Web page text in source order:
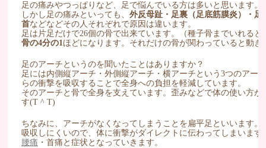
足の痛みやつっぱりなど、足で悩んでいる方は多いと思います。
しかし足の痛みといっても、外反母趾・足裏（足底筋膜炎）・
首などなどその人それぞれで原因は違います。
足は片足だけで26個の骨で出来ています。（種子骨までいれると
骨の4分の1ほどになります。それだけの骨が関わっていると動き
足のアーチというのを聞いたことはありますか？
足には内側縦アーチ・外側縦アーチ・横アーチという3つのアー
らの衝撃を吸収することで全身への負担を軽減しています。
そのアーチと骨で全身を支えています。歪みなどで体の使い方
す(T ^ T)
ちなみに、アーチがなくなってしまうことを扁平足といいます
吸収しにくいので、体に衝撃がダイレクトに伝わってしまいま
腰痛 ・首痛と症状となっていきます。